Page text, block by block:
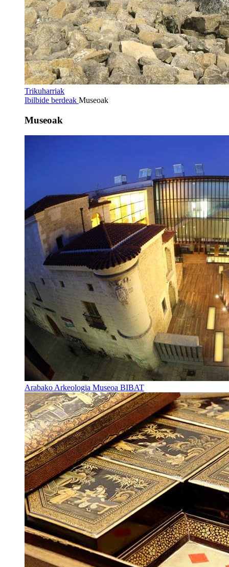
Trikuharriak
Ibilbide berdeak Museoak
Museoak
Arabako Arkeologia Museoa BIBAT